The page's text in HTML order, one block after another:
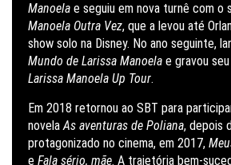
Manoela e seguiu em nova turnê com o
Manoela Outra Vez, que a levou até
show solo na Disney. No ano seguinte,
Mundo de Larissa Manoela e gravou
Larissa Manoela Up Tour.
Em 2018 retornou ao SBT para
novelaAs aventuras de Poliana, depois
protagonizado no cinema, em 2017,
e Fala sério, mãe. A trajetória bem-